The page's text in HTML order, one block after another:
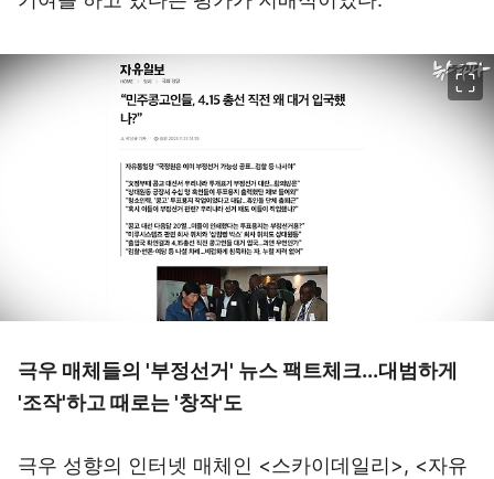
극우 매체들의 '부정선거' 뉴스 팩트체크...대범하게
'조작'하고 때로는 '창작'도
극우 성향의 인터넷 매체인 <스카이데일리>, <자유